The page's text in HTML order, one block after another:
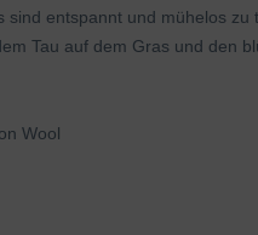
entspannt und mühelos
Tau auf dem Gras und den
Wool